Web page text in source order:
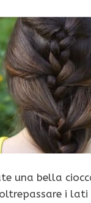
una bella
i